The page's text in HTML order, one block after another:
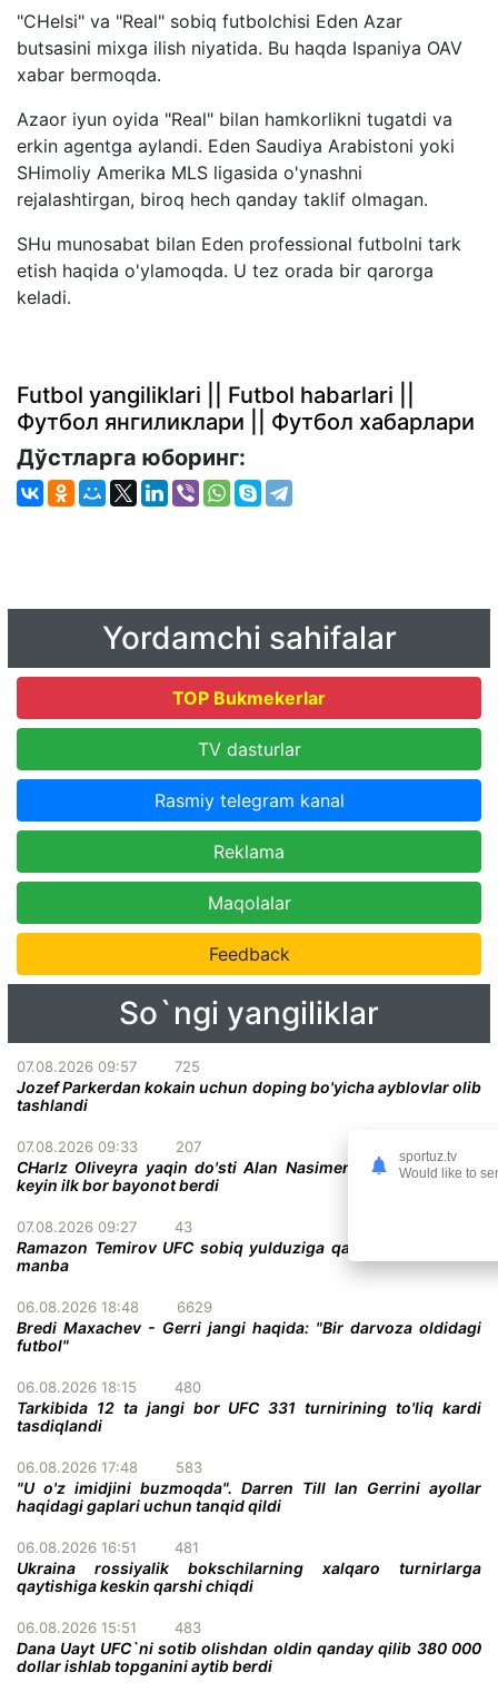
"CHelsi" va "Real" sobiq futbolchisi Eden Azar
butsasini mixga ilish niyatida. Bu haqda Ispaniya OAV
xabar bermoqda.
Azaor iyun oyida "Real" bilan hamkorlikni tugatdi va
erkin agentga aylandi. Eden Saudiya Arabistoni yoki
SHimoliy Amerika MLS ligasida o'ynashni
rejalashtirgan, biroq hech qanday taklif olmagan.
SHu munosabat bilan Eden professional futbolni tark
etish haqida o'ylamoqda. U tez orada bir qarorga
keladi.
Futbol yangiliklari || Futbol habarlari ||
Футбол янгиликлари || Футбол хабарлари
Дўстларга юборинг:
Yordamchi sahifalar
TOP Bukmekerlar
TV dasturlar
Rasmiy telegram kanal
Reklama
Maqolalar
Feedback
So`ngi yangiliklar
07.08.2026 09:57 725
Jozef Parkerdan kokain uchun doping bo'yicha ayblovlar olib
tashlandi
07.08.2026 09:33 207
CHarlz Oliveyra yaqin do'sti Alan Nasimentoning vafotidan
keyin ilk bor bayonot berdi
07.08.2026 09:27 43
Ramazon Temirov UFC sobiq yulduziga qarshi jang qiladi -
manba
06.08.2026 18:48 6629
Bredi Maxachev - Gerri jangi haqida: "Bir darvoza oldidagi
futbol"
06.08.2026 18:15 480
Tarkibida 12 ta jangi bor UFC 331 turnirining to'liq kardi
tasdiqlandi
06.08.2026 17:48 583
"U o'z imidjini buzmoqda". Darren Till Ian Gerrini ayollar
haqidagi gaplari uchun tanqid qildi
06.08.2026 16:51 481
Ukraina rossiyalik bokschilarning xalqaro turnirlarga
qaytishiga keskin qarshi chiqdi
06.08.2026 15:51 483
Dana Uayt UFC`ni sotib olishdan oldin qanday qilib 380 000
dollar ishlab topganini aytib berdi
sportuz.tv
Would like to